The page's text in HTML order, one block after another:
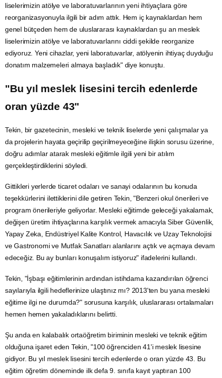
liselerimizin atölye ve laboratuvarlarının yeni ihtiyaçlara göre
reorganizasyonuyla ilgili bir adım attık. Hem iç kaynaklardan hem
genel bütçeden hem de uluslararası kaynaklardan şu an meslek
liselerimizin atölye ve laboratuvarlarını ciddi şekilde reorganize
ediyoruz. Yeni cihazlar, yeni laboratuvarlar, atölyenin ihtiyaç duyduğu
donatım malzemeleri almaya başladık" diye konuştu.
"Bu yıl meslek lisesini tercih edenlerde
oran yüzde 43"
Tekin, bir gazetecinin, mesleki ve teknik liselerde yeni çalışmalar ya
da projelerin hayata geçirilip geçirilmeyeceğine ilişkin sorusu üzerine,
doğru adımlar atarak mesleki eğitimle ilgili yeni bir atılım
gerçekleştirdiklerini söyledi.
Gittikleri yerlerdeticaretodaları ve sanayi odalarının bu konuda
teşekkürlerini ilettiklerini dile getiren Tekin, "Benzeri okul önerileri ve
program önerileriyle geliyorlar. Mesleki eğitimde geleceği yakalamak,
değişen üretim ihtiyaçlarına karşılık vermek amacıyla Siber Güvenlik,
Yapay Zeka, Endüstriyel Kalite Kontrol, Havacılık ve UzayTeknolojisi
veGastronomive Mutfak Sanatları alanlarını açtık ve açmaya devam
edeceğiz. Bu ay bunları konuşalım istiyoruz" ifadelerini kullandı.
Tekin, "İşbaşı eğitimlerinin ardından istihdama kazandırılan öğrenci
sayılarıyla ilgili hedeflerinize ulaştınız mı? 2013'ten bu yana mesleki
eğitime ilgi ne durumda?" sorusuna karşılık, uluslararası ortalamaları
hemen hemen yakaladıklarını belirtti.
Şu anda en kalabalık ortaöğretim biriminin mesleki ve teknik eğitim
olduğuna işaret eden Tekin, "100 öğrenciden 41'i meslek lisesine
gidiyor. Bu yıl meslek lisesini tercih edenlerde o oran yüzde 43. Bu
eğitim öğretim döneminde ilk defa 9. sınıfa kayıt yaptıran 100